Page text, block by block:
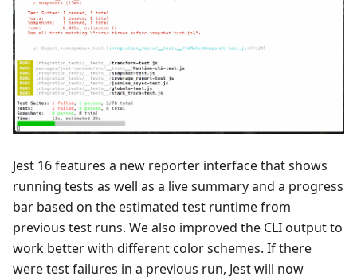
Jest 16 features a new reporter interface that shows
running tests as well as a live summary and a progress
bar based on the estimated test runtime from
previous test runs. We also improved the CLI output to
work better with different color schemes. If there
were test failures in a previous run, Jest will now